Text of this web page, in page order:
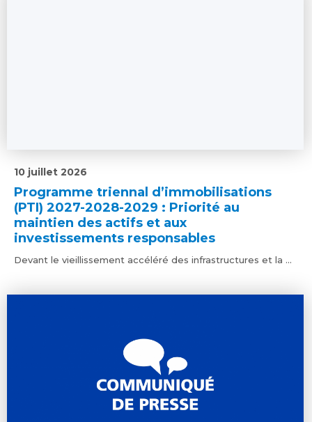
Programme triennal d’immobilisations
(PTI) 2027-2028-2029 : Priorité au
maintien des actifs et aux
investissements responsables
10 juillet 2026
Devant le vieillissement accéléré des infrastructures et la ...